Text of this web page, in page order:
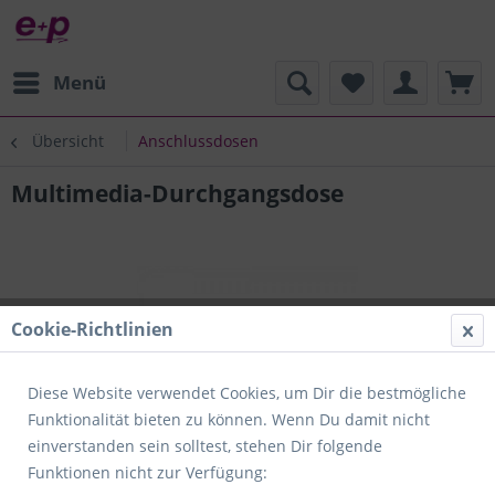
Menü
Übersicht Anschlussdosen
Multimedia-Durchgangsdose
Cookie-Richtlinien
Diese Website verwendet Cookies, um Dir die bestmögliche
Funktionalität bieten zu können. Wenn Du damit nicht
einverstanden sein solltest, stehen Dir folgende
Funktionen nicht zur Verfügung: